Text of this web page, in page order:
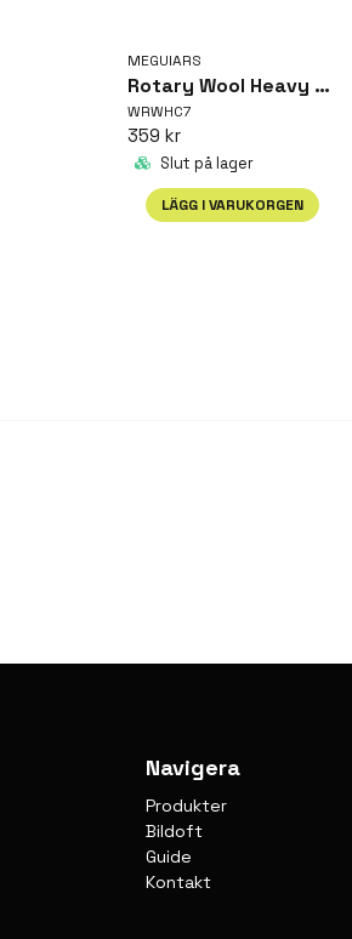
MEGUIARS
Rotary Wool Heavy Cutting Pad 7"
WRWHC7
359 kr
Slut på lager
LÄGG I VARUKORGEN
Navigera
Produkter
Bildoft
Guide
Kontakt